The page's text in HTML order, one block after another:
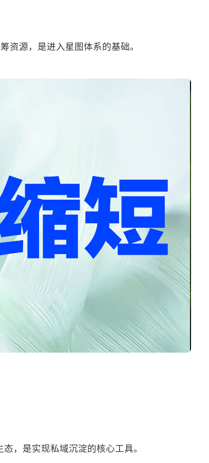
资源，是进入星图体系的基础。
，是实现私域沉淀的核心工具。